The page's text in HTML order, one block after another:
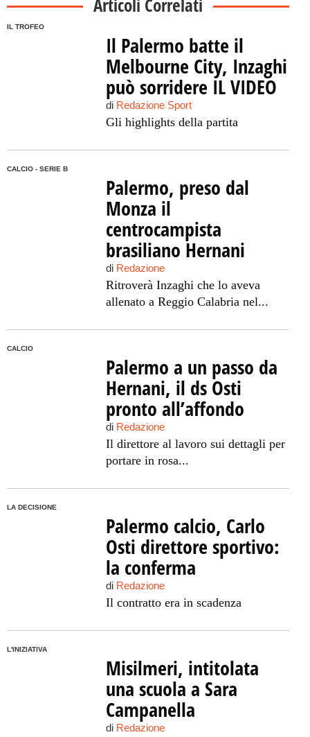
Articoli Correlati
IL TROFEO
Il Palermo batte il
Melbourne City, Inzaghi
può sorridere IL VIDEO
di Redazione Sport
Gli highlights della partita
CALCIO - SERIE B
Palermo, preso dal
Monza il
centrocampista
brasiliano Hernani
di Redazione
Ritroverà Inzaghi che lo aveva
allenato a Reggio Calabria nel...
CALCIO
Palermo a un passo da
Hernani, il ds Osti
pronto all’affondo
di Redazione
Il direttore al lavoro sui dettagli per
portare in rosa...
LA DECISIONE
Palermo calcio, Carlo
Osti direttore sportivo:
la conferma
di Redazione
Il contratto era in scadenza
L'INIZIATIVA
Misilmeri, intitolata
una scuola a Sara
Campanella
di Redazione